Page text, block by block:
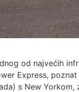
od najvećih
Express,
s New